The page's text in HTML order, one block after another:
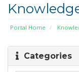
Portal Home
Categories